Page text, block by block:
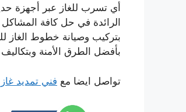
أي تسرب للغاز عبر أجهزة
الرائدة في حل كافة
بتركيب وصيانة خطوط الغاز
بأفضل الطرق الأمنة
تواصل ايضا مع فني تمديد